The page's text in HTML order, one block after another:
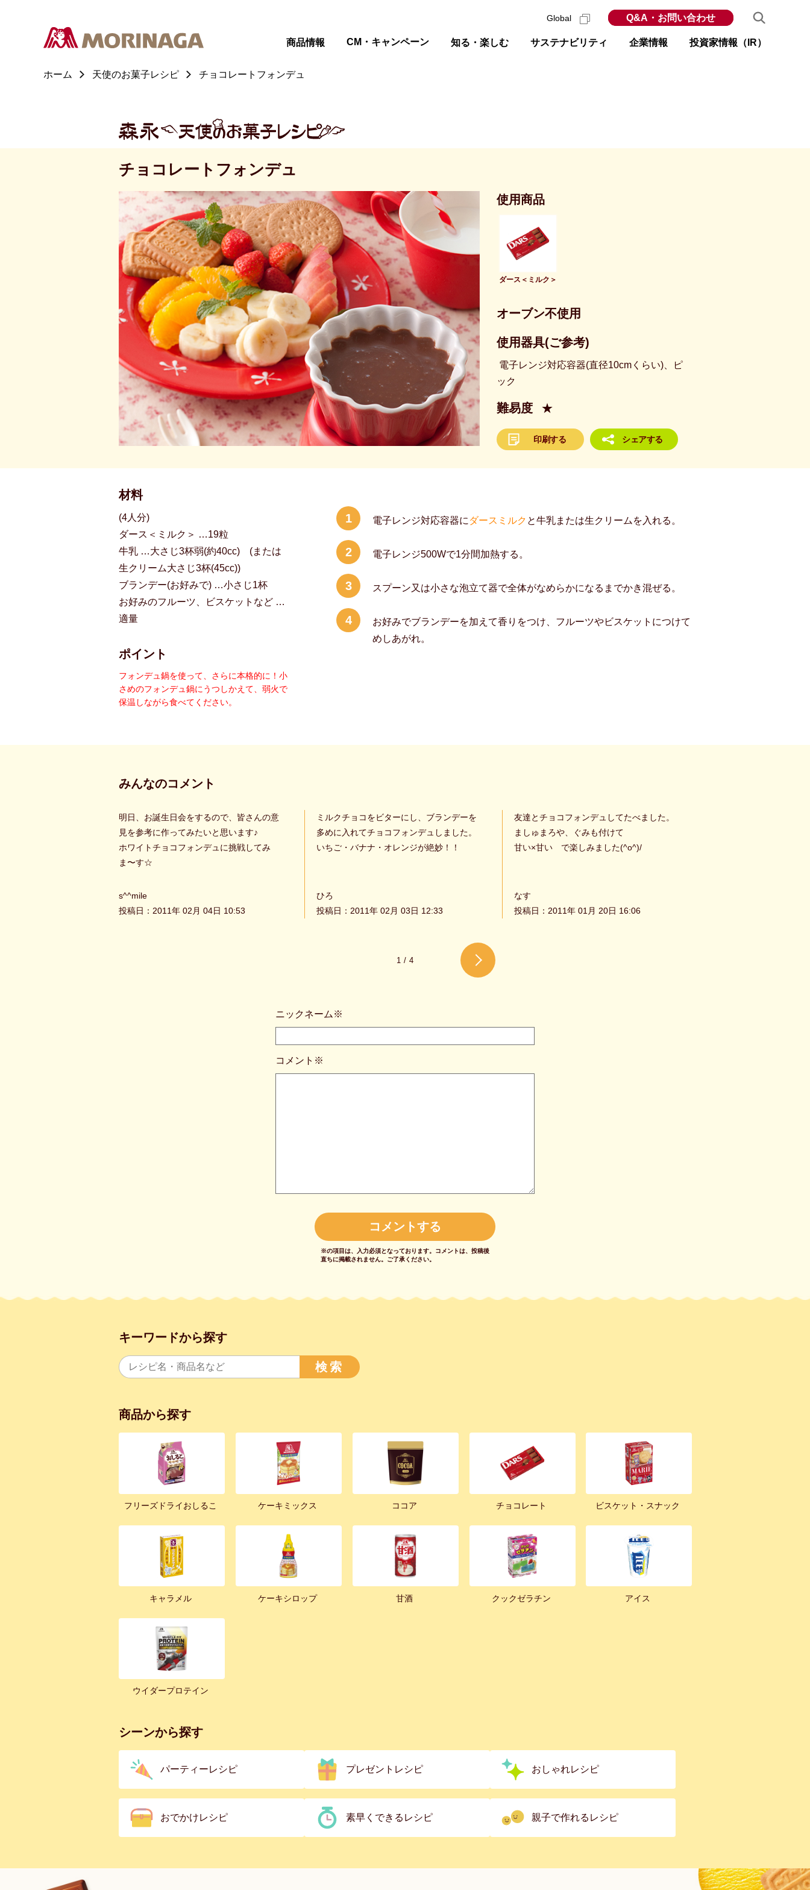
商品情報 CM・キャンペーン 知る・楽しむ サステナビリティ 企業情報 投資家情報（IR）
Global Q&A・お問い合わせ
ホーム 天使のお菓子レシピ チョコレートフォンデュ
チョコレートフォンデュ
使用商品
ダース＜ミルク＞
オーブン不使用
使用器具(ご参考)
電子レンジ対応容器(直径10cmくらい)、ピ
ック
難易度 ★
印刷する シェアする
材料
(4人分)
ダース＜ミルク＞ …19粒
牛乳 …大さじ3杯弱(約40cc) (または
生クリーム大さじ3杯(45cc))
ブランデー(お好みで) …小さじ1杯
お好みのフルーツ、ビスケットなど …
適量
ポイント
フォンデュ鍋を使って、さらに本格的に！小
さめのフォンデュ鍋にうつしかえて、弱火で
保温しながら食べてください。
1 電子レンジ対応容器に ダースミルク と牛乳または生クリームを入れる。
2 電子レンジ500Wで1分間加熱する。
3 スプーン又は小さな泡立て器で全体がなめらかになるまでかき混ぜる。
4
お好みでブランデーを加えて香りをつけ、フルーツやビスケットにつけて
めしあがれ。
みんなのコメント
明日、お誕生日会をするので、皆さんの意
見を参考に作ってみたいと思います♪
ホワイトチョコフォンデュに挑戦してみ
ま〜す☆
s^^mile
投稿日：2011年 02月 04日 10:53
ミルクチョコをビターにし、ブランデーを
多めに入れてチョコフォンデュしました。
いちご・バナナ・オレンジが絶妙！！
ひろ
投稿日：2011年 02月 03日 12:33
友達とチョコフォンデュしてたべました。
ましゅまろや、ぐみも付けて
甘い×甘い で楽しみました(^o^)/
なす
投稿日：2011年 01月 20日 16:06
1 / 4
ニックネーム※
コメント※
※の項目は、入力必須となっております。 コメントは、投稿後
直ちに掲載されません。 ご了承ください。
キーワードから探す
検索
商品から探す
フリーズドライおしるこ ケーキミックス ココア チョコレート ビスケット・スナック
キャラメル ケーキシロップ 甘酒 クックゼラチン アイス
ウイダープロテイン
シーンから探す
パーティーレシピ プレゼントレシピ おしゃれレシピ
おでかけレシピ 素早くできるレシピ 親子で作れるレシピ